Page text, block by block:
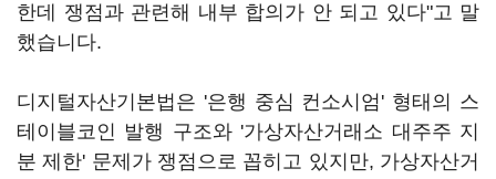
한데 쟁점과 관련해 내부 합의가 안 되고 있다"고 말
했습니다.
디지털자산기본법은 '은행 중심 컨소시엄' 형태의 스
테이블코인 발행 구조와 '가상자산거래소 대주주 지
분 제한' 문제가 쟁점으로 꼽히고 있지만, 가상자산거